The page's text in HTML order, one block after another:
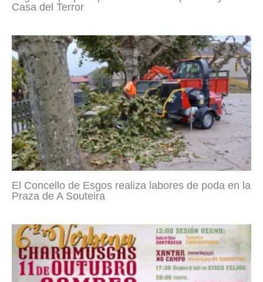
Casa del Terror
El Concello de Esgos realiza labores de poda en la
Praza de A Souteira